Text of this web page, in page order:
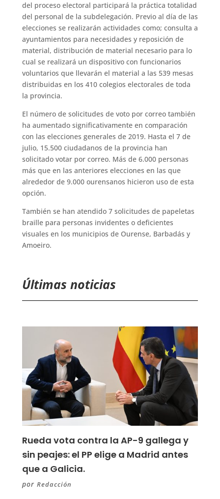
del proceso electoral participará la práctica totalidad
del personal de la subdelegación. Previo al día de las
elecciones se realizarán actividades como; consulta a
ayuntamientos para necesidades y reposición de
material, distribución de material necesario para lo
cual se realizará un dispositivo con funcionarios
voluntarios que llevarán el material a las 539 mesas
distribuidas en los 410 colegios electorales de toda
la provincia.
El número de solicitudes de voto por correo también
ha aumentado significativamente en comparación
con las elecciones generales de 2019. Hasta el 7 de
julio, 15.500 ciudadanos de la provincia han
solicitado votar por correo. Más de 6.000 personas
más que en las anteriores elecciones en las que
alrededor de 9.000 ourensanos hicieron uso de esta
opción.
También se han atendido 7 solicitudes de papeletas
braille para personas invidentes o deficientes
visuales en los municipios de Ourense, Barbadás y
Amoeiro.
Últimas noticias
Rueda vota contra la AP-9 gallega y
sin peajes: el PP elige a Madrid antes
que a Galicia.
por Redacción